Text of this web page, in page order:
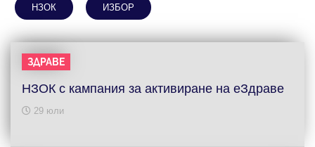
НЗОК ИЗБОР
ЗДРАВЕ
НЗОК с кампания за активиране на еЗдраве
29 юли